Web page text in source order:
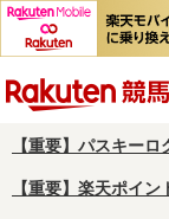
【重要】パスキー
【重要】楽天ポイ